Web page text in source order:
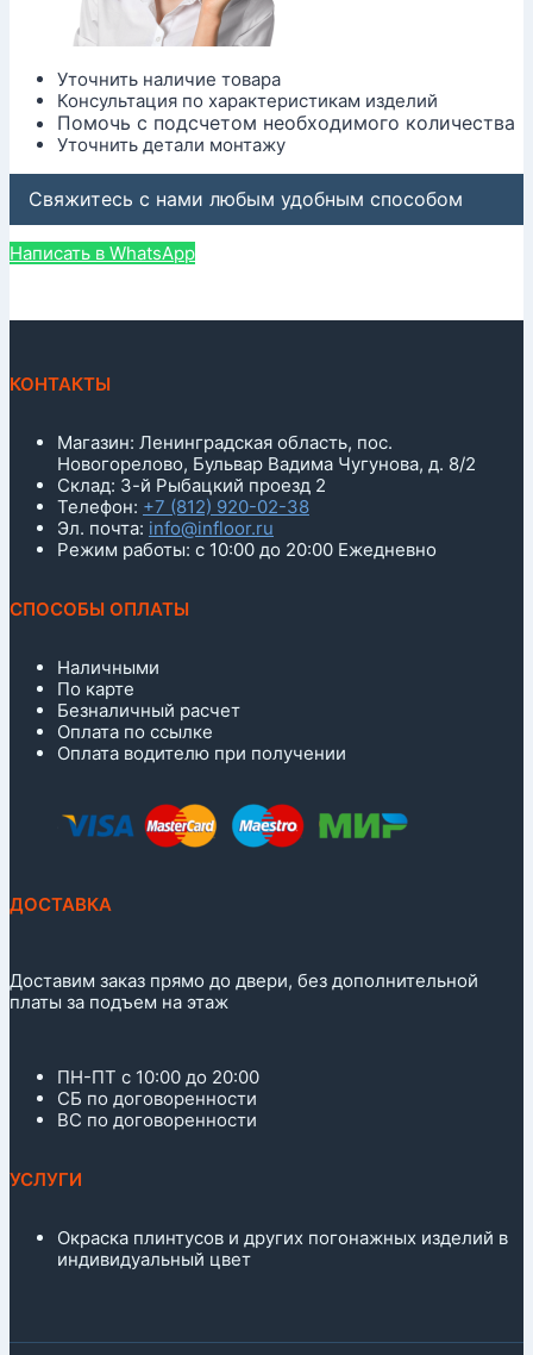
Уточнить наличие товара
Консультация по характеристикам изделий
Помочь с подсчетом необходимого количества
Уточнить детали монтажу
Свяжитесь с нами любым удобным способом
Написать в WhatsApp
КОНТАКТЫ
Магазин: Ленинградская область, пос.
Новогорелово, Бульвар Вадима Чугунова, д. 8/2
Склад: 3-й Рыбацкий проезд 2
Телефон: +7 (812) 920-02-38
Эл. почта: info@infloor.ru
Режим работы: с 10:00 до 20:00 Ежедневно
СПОСОБЫ ОПЛАТЫ
Наличными
По карте
Безналичный расчет
Оплата по ссылке
Оплата водителю при получении
ДОСТАВКА
Доставим заказ прямо до двери, без дополнительной
платы за подъем на этаж
ПН-ПТ с 10:00 до 20:00
СБ по договоренности
ВС по договоренности
УСЛУГИ
Окраска плинтусов и других погонажных изделий в
индивидуальный цвет